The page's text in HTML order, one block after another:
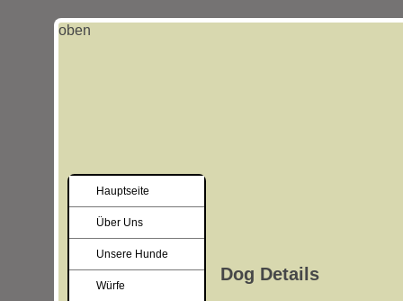
oben
Hauptseite
Über Uns
Unsere Hunde
Würfe
Dog Details